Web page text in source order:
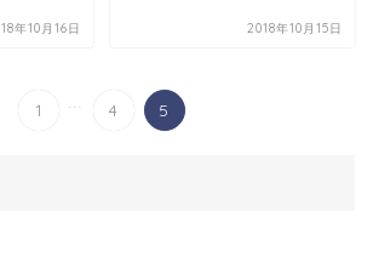
年10月16日 2018年10月15日
1 4 5